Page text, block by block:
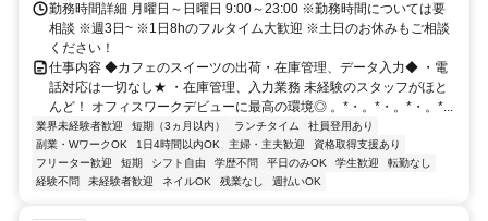
勤務時間詳細 月曜日～日曜日 9:00～23:00 ※勤務時間については要
相談 ※週3日~ ※1日8hのフルタイム大歓迎 ※土日のお休みもご相談
ください！
仕事内容 ◆カフェのスイーツの出荷・在庫管理、データ入力◆ ・電
話対応は一切なし★ ・在庫管理、入力業務 未経験のスタッフがほと
んど！ オフィスワークデビューに最高の環境◎ 。*・。*・。*・。*...
業界未経験者歓迎 短期（3ヵ月以内） ランチタイム
社員登用あり
副業・WワークOK
1日4時間以内OK 主婦・主夫歓迎
資格取得支援あり
フリーター歓迎
短期 シフト自由 学歴不問 平日のみOK 学生歓迎
転勤なし
経験不問
未経験者歓迎 ネイルOK 残業なし 週払いOK